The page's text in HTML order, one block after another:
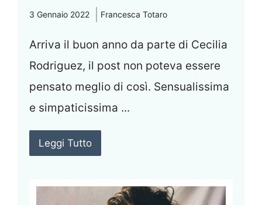
3 Gennaio 2022 Francesca Totaro
Arriva il buon anno da parte di Cecilia
Rodriguez, il post non poteva essere
pensato meglio di così. Sensualissima
e simpaticissima ...
Leggi Tutto